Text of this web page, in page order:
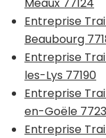
Entreprise
Beaubourg
Entreprise
les-Lys 77190
Entreprise
en-Goële
Entreprise